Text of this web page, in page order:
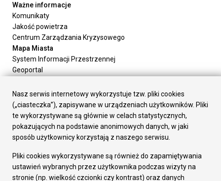
Ważne informacje
Komunikaty
Jakość powietrza
Centrum Zarządzania Kryzysowego
Mapa Miasta
System Informacji Przestrzennej
Geoportal
Załatw sprawę
Prezydent Miasta
Rada Miasta
Wydziały
Elektroniczna Skrzynka Podawcza
Gospodarka
Fundusze europejskie
Środki krajowe
Nasz serwis internetowy wykorzystuje tzw. pliki cookies
(„ciasteczka”), zapisywane w urządzeniach użytkowników. Pliki
te wykorzystywane są głównie w celach statystycznych,
pokazujących na podstawie anonimowych danych, w jaki
sposób użytkownicy korzystają z naszego serwisu.
Pliki cookies wykorzystywane są również do zapamiętywania
ustawień wybranych przez użytkownika podczas wizyty na
stronie (np. wielkość czcionki czy kontrast) oraz danych